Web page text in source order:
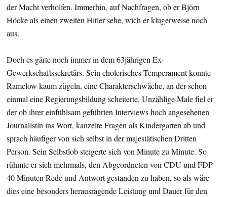
der Macht verholfen. Immerhin, auf Nachfragen, ob er Björn
Höcke als einen zweiten Hitler sehe, wich er klugerweise noch
aus.
Doch es gärte noch immer in dem 63jährigen Ex-
Gewerkschaftssekretärs. Sein cholerisches Temperament konnte
Ramelow kaum zügeln, eine Charakterschwäche, an der schon
einmal eine Regierungsbildung scheiterte. Unzählige Male fiel er
der ob ihrer einfühlsam geführten Interviews hoch angesehenen
Journalistin ins Wort, kanzelte Fragen als Kindergarten ab und
sprach häufiger von sich selbst in der majestätischen Dritten
Person. Sein Selbstlob steigerte sich von Minute zu Minute. So
rühmte er sich mehrmals, den Abgeordneten von CDU und FDP
40 Minuten Rede und Antwort gestanden zu haben, so als wäre
dies eine besonders herausragende Leistung und Dauer für den